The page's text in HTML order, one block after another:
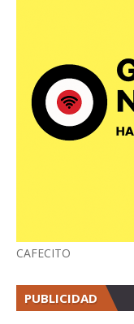
CAFECITO
PUBLICIDAD